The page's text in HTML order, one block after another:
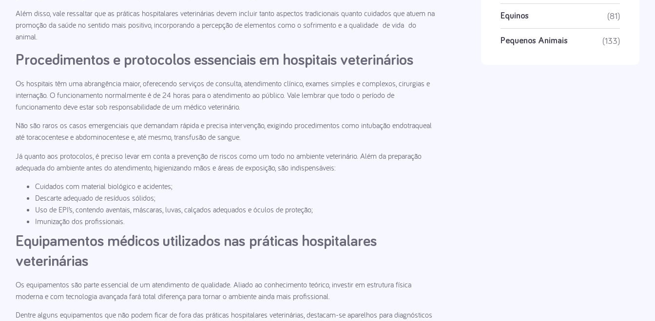
Além disso, vale ressaltar que as práticas hospitalares veterinárias devem incluir tanto aspectos tradicionais quanto cuidados que atuem na
promoção da saúde no sentido mais positivo, incorporando a percepção de elementos como o sofrimento e a qualidade de vida do
animal.
Procedimentos e protocolos essenciais em hospitais veterinários
Os hospitais têm uma abrangência maior, oferecendo serviços de consulta, atendimento clínico, exames simples e complexos, cirurgias e
internação. O funcionamento normalmente é de 24 horas para o atendimento ao público. Vale lembrar que todo o período de
funcionamento deve estar sob responsabilidade de um médico veterinário.
Não são raros os casos emergenciais que demandam rápida e precisa intervenção, exigindo procedimentos como intubação endotraqueal
até toracocentese e abdominocentese e, até mesmo, transfusão de sangue.
Já quanto aos protocolos, é preciso levar em conta a prevenção de riscos como um todo no ambiente veterinário. Além da preparação
adequada do ambiente antes do atendimento, higienizando mãos e áreas de exposição, são indispensáveis:
Cuidados com material biológico e acidentes;
Descarte adequado de resíduos sólidos;
Uso de EPI’s, contendo aventais, máscaras, luvas, calçados adequados e óculos de proteção;
Imunização dos profissionais.
Equipamentos médicos utilizados nas práticas hospitalares
veterinárias
Os equipamentos são parte essencial de um atendimento de qualidade. Aliado ao conhecimento teórico, investir em estrutura física
moderna e com tecnologia avançada fará total diferença para tornar o ambiente ainda mais profissional.
Dentre alguns equipamentos que não podem ficar de fora das práticas hospitalares veterinárias, destacam-se aparelhos para diagnósticos
Equinos (81)
Pequenos Animais (133)